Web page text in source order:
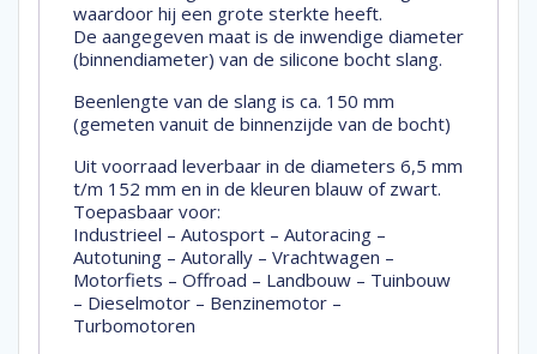
waardoor hij een grote sterkte heeft.
De aangegeven maat is de inwendige diameter
(binnendiameter) van de silicone bocht slang.
Beenlengte van de slang is ca. 150 mm
(gemeten vanuit de binnenzijde van de bocht)
Uit voorraad leverbaar in de diameters 6,5 mm
t/m 152 mm en in de kleuren blauw of zwart.
Toepasbaar voor:
Industrieel – Autosport – Autoracing –
Autotuning – Autorally – Vrachtwagen –
Motorfiets – Offroad – Landbouw – Tuinbouw
– Dieselmotor – Benzinemotor –
Turbomotoren